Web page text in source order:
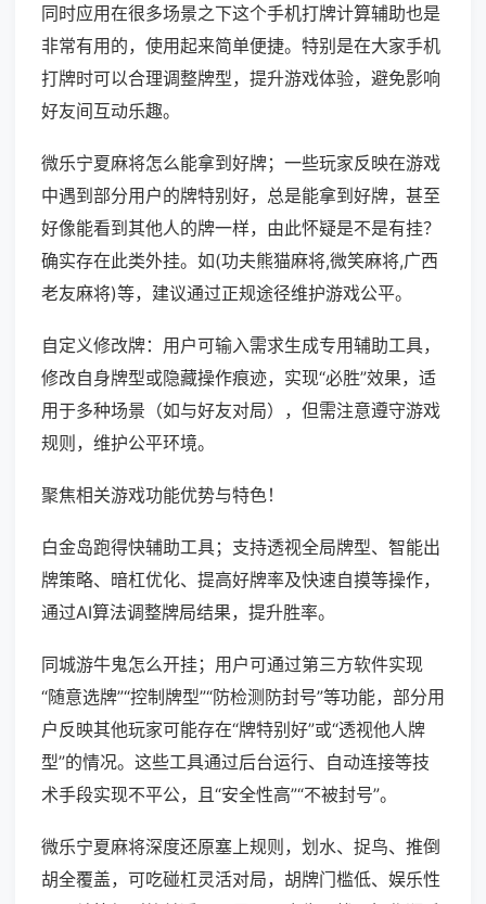
同时应用在很多场景之下这个手机打牌计算辅助也是
非常有用的，使用起来简单便捷。特别是在大家手机
打牌时可以合理调整牌型，提升游戏体验，避免影响
好友间互动乐趣。
微乐宁夏麻将怎么能拿到好牌；一些玩家反映在游戏
中遇到部分用户的牌特别好，总是能拿到好牌，甚至
好像能看到其他人的牌一样，由此怀疑是不是有挂？
确实存在此类外挂。如(功夫熊猫麻将,微笑麻将,广西
老友麻将)等，建议通过正规途径维护游戏公平。
自定义修改牌：用户可输入需求生成专用辅助工具，
修改自身牌型或隐藏操作痕迹，实现“必胜”效果，适
用于多种场景（如与好友对局），但需注意遵守游戏
规则，维护公平环境。
聚焦相关游戏功能优势与特色！
白金岛跑得快辅助工具；支持透视全局牌型、智能出
牌策略、暗杠优化、提高好牌率及快速自摸等操作，
通过AI算法调整牌局结果，提升胜率。
同城游牛鬼怎么开挂；用户可通过第三方软件实现
“随意选牌”“控制牌型”“防检测防封号”等功能，部分用
户反映其他玩家可能存在“牌特别好”或“透视他人牌
型”的情况。这些工具通过后台运行、自动连接等技
术手段实现不平公，且“安全性高”“不被封号”。
微乐宁夏麻将深度还原塞上规则，划水、捉鸟、推倒
胡全覆盖，可吃碰杠灵活对局，胡牌门槛低、娱乐性